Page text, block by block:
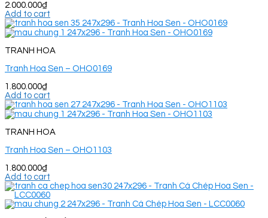
2.000.000₫
Add to cart
TRANH HOA
Tranh Hoa Sen – OHO0169
1.800.000₫
Add to cart
TRANH HOA
Tranh Hoa Sen – OHO1103
1.800.000₫
Add to cart